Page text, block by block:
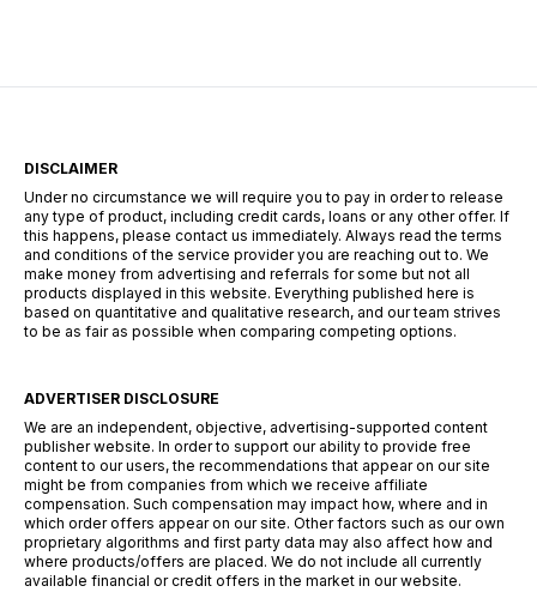
español: Dineti, BBVA Préstamo Personal,
DISCLAIMER
Under no circumstance we will require you to pay in order to release
any type of product, including credit cards, loans or any other offer. If
this happens, please contact us immediately. Always read the terms
and conditions of the service provider you are reaching out to. We
make money from advertising and referrals for some but not all
products displayed in this website. Everything published here is
based on quantitative and qualitative research, and our team strives
to be as fair as possible when comparing competing options.
ADVERTISER DISCLOSURE
We are an independent, objective, advertising-supported content
publisher website. In order to support our ability to provide free
content to our users, the recommendations that appear on our site
might be from companies from which we receive affiliate
compensation. Such compensation may impact how, where and in
which order offers appear on our site. Other factors such as our own
proprietary algorithms and first party data may also affect how and
where products/offers are placed. We do not include all currently
available financial or credit offers in the market in our website.